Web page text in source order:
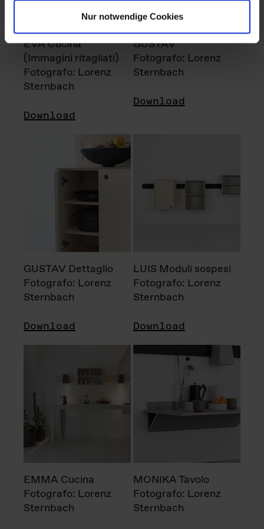
Nur notwendige Cookies
EVA Cucina
(Immagini ritagliati)
Fotografo: Lorenz
Sternbach
Download
GUSTAV
Fotografo: Lorenz
Sternbach
Download
GUSTAV Dettaglio
Fotografo: Lorenz
Sternbach
Download
LUIS Moduli sospesi
Fotografo: Lorenz
Sternbach
Download
EMMA Cucina
Fotografo: Lorenz
Sternbach
MONIKA Tavolo
Fotografo: Lorenz
Sternbach